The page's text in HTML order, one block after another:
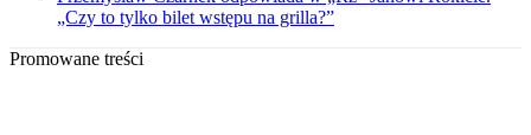
„Czy to tylko bilet wstępu na grilla?”
Promowane treści